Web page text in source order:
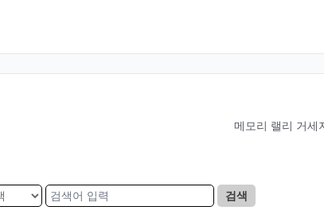
메모리 랠리 거
검색